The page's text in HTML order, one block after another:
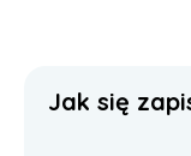
Jak się